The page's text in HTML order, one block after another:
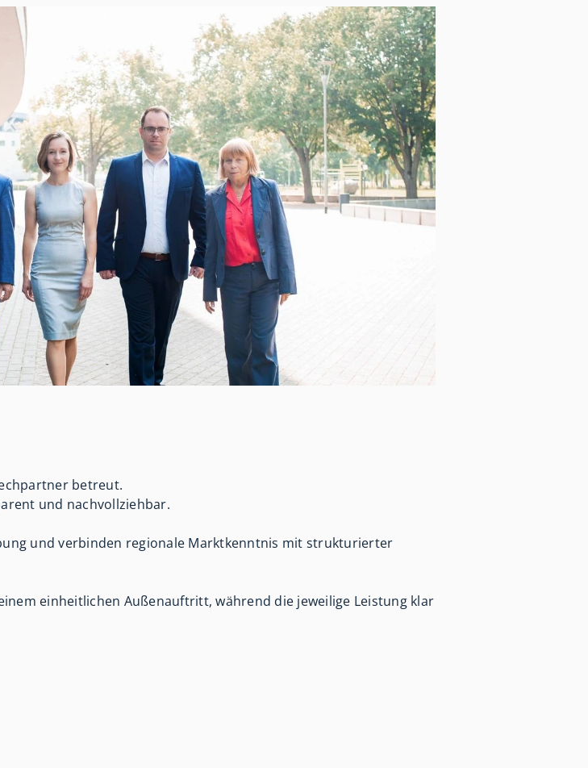
betreut.
und nachvollziehbar.
und verbinden regionale Marktkenntnis mit strukturierter
einheitlichen Außenauftritt, während die jeweilige Leistung klar